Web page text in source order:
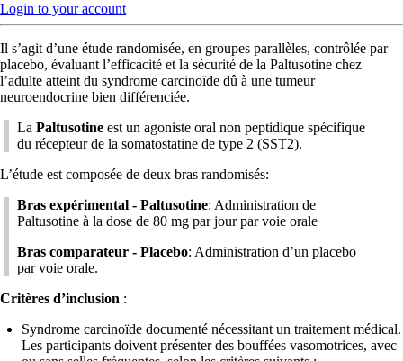
Login to your account
Il s’agit d’une étude randomisée, en groupes parallèles, contrôlée par
placebo, évaluant l’efficacité et la sécurité de la Paltusotine chez
l’adulte atteint du syndrome carcinoïde dû à une tumeur
neuroendocrine bien différenciée.
LaPaltusotine est un agoniste oral non peptidique spécifique
du récepteur de la somatostatine de type 2 (SST2).
L’étude est composée de deux bras randomisés:
Bras expérimental - Paltusotine: Administration de
Paltusotine à la dose de 80 mg par jour par voie orale
Bras comparateur - Placebo: Administration d’un placebo
par voie orale.
Critères d’inclusion :
Syndrome carcinoïde documenté nécessitant un traitement médical.
Les participants doivent présenter des bouffées vasomotrices, avec